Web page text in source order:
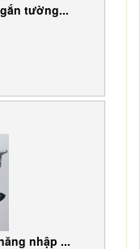
tường...
nhập ...